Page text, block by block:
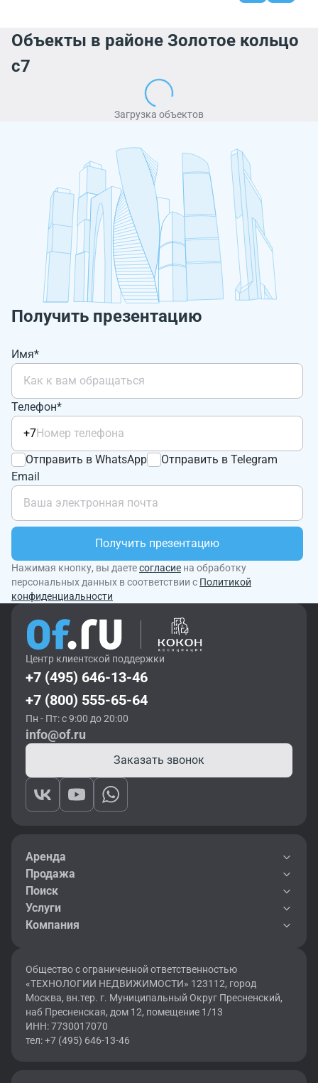
Объекты в районе Золотое кольцо
с7
Загрузка объектов
Получить презентацию
Имя*
Телефон*
+7
Отправить в WhatsApp
Отправить в Telegram
Email
Получить презентацию
Нажимая кнопку, вы даетесогласие на обработку
персональных данных в соответствии с Политикой
конфиденциальности
Центр клиентской поддержки
+7 (495) 646-13-46
+7 (800) 555-65-64
Пн - Пт: с 9:00 до 20:00
info@of.ru
Заказать звонок
Аренда
Продажа
Поиск
Услуги
Компания
Общество с ограниченной ответственностью
«ТЕХНОЛОГИИ НЕДВИЖИМОСТИ» 123112, город
Москва, вн.тер. г. Муниципальный Округ Пресненский,
наб Пресненская, дом 12, помещение 1/13
ИНН: 7730017070
тел: +7 (495) 646-13-46